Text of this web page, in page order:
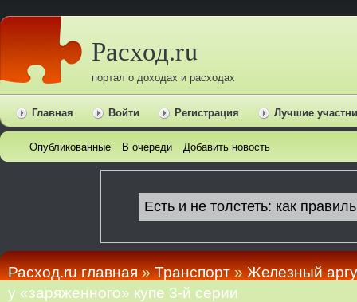
Расход.ru
портал о доходах и расходах
Главная Войти Регистрация Лучшие
Опубликованные В очереди Добавить новость
Расход.ru главная»Транспорт»Железный
у «заряженного» купе 3-й серии